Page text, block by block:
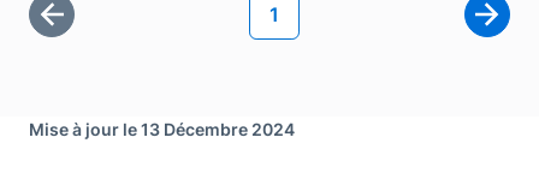
Première page
Page courante
1
Page
Mise à jour le 13 Décembre 2024